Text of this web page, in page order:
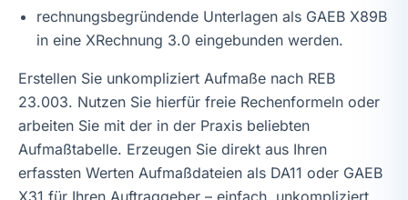
rechnungsbegründende Unterlagen als GAEB X89B
in eine XRechnung 3.0 eingebunden werden.
Erstellen Sie unkompliziert Aufmaße nach REB
23.003. Nutzen Sie hierfür freie Rechenformeln oder
arbeiten Sie mit der in der Praxis beliebten
Aufmaßtabelle. Erzeugen Sie direkt aus Ihren
erfassten Werten Aufmaßdateien als DA11 oder GAEB